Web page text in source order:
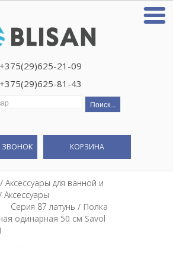
+375(29)625-21-09
+375(29)625-81-43
КОРЗИНА
/ Аксессуары для ванной и
Аксессуары
⠀⠀Серия 87 латунь / Полка
одинарная 50 см Savol